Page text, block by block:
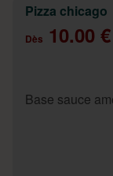
Pizza chicago
Dès 10.00 €
Base sauce